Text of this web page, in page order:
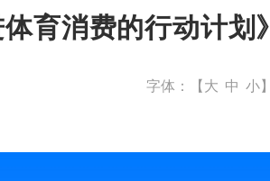
育消费的行动计划》
字体：【 大 中 小】